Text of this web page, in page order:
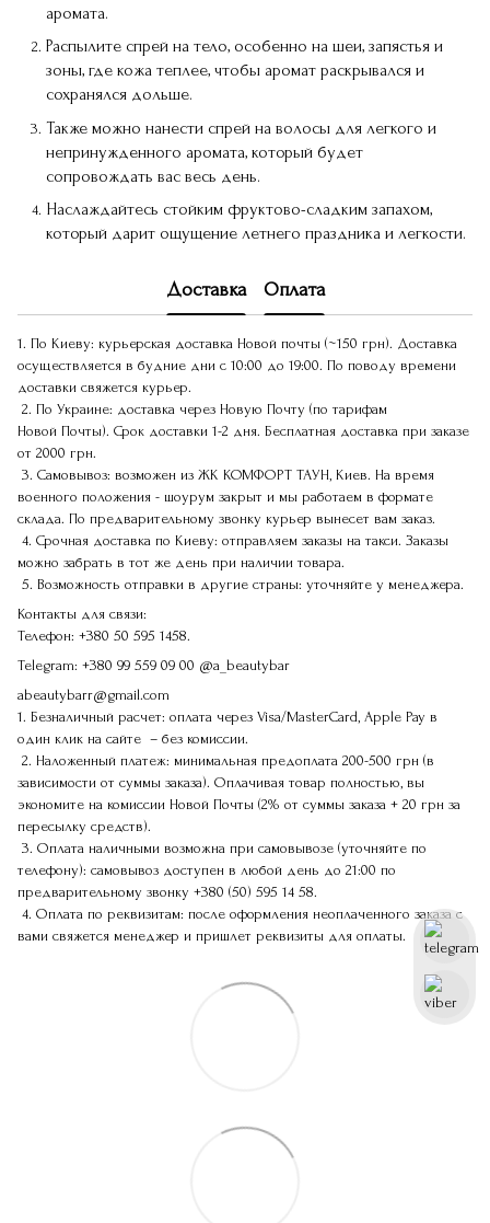
аромата.
Распылите спрей на тело, особенно на шеи, запястья и
зоны, где кожа теплее, чтобы аромат раскрывался и
сохранялся дольше.
Также можно нанести спрей на волосы для легкого и
непринужденного аромата, который будет
сопровождать вас весь день.
Наслаждайтесь стойким фруктово-сладким запахом,
который дарит ощущение летнего праздника и легкости.
Доставка Оплата
1. По Киеву: курьерская доставка Новой почты (~150 грн). Доставка
осуществляется в будние дни с 10:00 до 19:00. По поводу времени
доставки свяжется курьер.
2. По Украине: доставка через Новую Почту (по тарифам
Новой Почты). Срок доставки 1-2 дня. Бесплатная доставка при заказе
от 2000 грн.
3. Самовывоз: возможен из ЖК КОМФОРТ ТАУН, Киев. На время
военного положения - шоурум закрыт и мы работаем в формате
склада. По предварительному звонку курьер вынесет вам заказ.
4. Срочная доставка по Киеву: отправляем заказы на такси. Заказы
можно забрать в тот же день при наличии товара.
5. Возможность отправки в другие страны: уточняйте у менеджера.
Контакты для связи:
Телефон: +380 50 595 1458.
Telegram: +380 99 559 09 00 @a_beautybar
abeautybarr@gmail.com
1. Безналичный расчет: оплата через Visa/MasterCard, Apple Pay в
один клик на сайте – без комиссии.
2. Наложенный платеж: минимальная предоплата 200-500 грн (в
зависимости от суммы заказа). Оплачивая товар полностью, вы
экономите на комиссии Новой Почты (2% от суммы заказа + 20 грн за
пересылку средств).
3. Оплата наличными возможна при самовывозе (уточняйте по
телефону): самовывоз доступен в любой день до 21:00 по
предварительному звонку +380 (50) 595 14 58.
4. Оплата по реквизитам: после оформления неоплаченного заказа с
вами свяжется менеджер и пришлет реквизиты для оплаты.